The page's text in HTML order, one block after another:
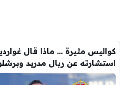
كواليس مثيرة … ماذا قال
استشارته عن ريال مدريد